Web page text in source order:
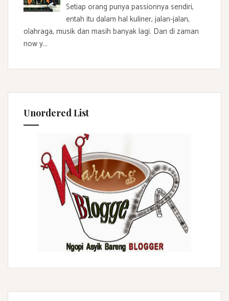
Setiap orang punya passionnya sendiri,
entah itu dalam hal kuliner, jalan-jalan,
olahraga, musik dan masih banyak lagi. Dan di zaman
now y...
Unordered List